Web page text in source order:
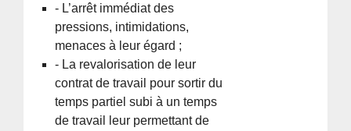
- L’arrêt immédiat des
pressions, intimidations,
menaces à leur égard ;
- La revalorisation de leur
contrat de travail pour sortir du
temps partiel subi à un temps
de travail leur permettant de